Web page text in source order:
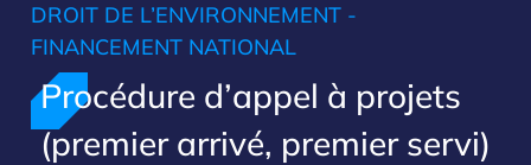
DROIT DE L’ENVIRONNEMENT -
FINANCEMENT NATIONAL
Procédure d’appel à projets
(premier arrivé, premier servi)